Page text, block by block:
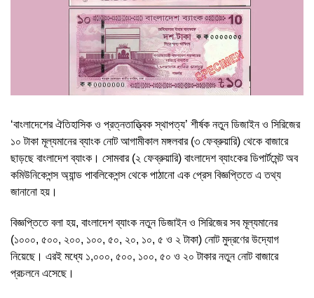
‘বাংলাদেশের ঐতিহাসিক ও প্রত্নতাত্ত্বিক স্থাপত্য’ শীর্ষক নতুন ডিজাইন ও সিরিজের
১০ টাকা মূল্যমানের ব্যাংক নোট আগামীকাল মঙ্গলবার (৩ ফেব্রুয়ারি) থেকে বাজারে
ছাড়ছে বাংলাদেশ ব্যাংক। সোমবার (২ ফেব্রুয়ারি) বাংলাদেশ ব্যাংকের ডিপার্টমেন্ট অব
কমিউনিকেশন্স অ্যান্ড পাবলিকেশন্স থেকে পাঠানো এক প্রেস বিজ্ঞপ্তিতে এ তথ্য
জানানো হয়।
বিজ্ঞপ্তিতে বলা হয়, বাংলাদেশ ব্যাংক নতুন ডিজাইন ও সিরিজের সব মূল্যমানের
(১০০০, ৫০০, ২০০, ১০০, ৫০, ২০, ১০, ৫ ও ২ টাকা) নোট মুদ্রণের উদ্যোগ
নিয়েছে। এরই মধ্যে ১,০০০, ৫০০, ১০০, ৫০ ও ২০ টাকার নতুন নোট বাজারে
প্রচলনে এসেছে।